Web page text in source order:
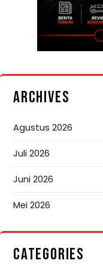
ARCHIVES
Agustus 2026
Juli 2026
Juni 2026
Mei 2026
CATEGORIES